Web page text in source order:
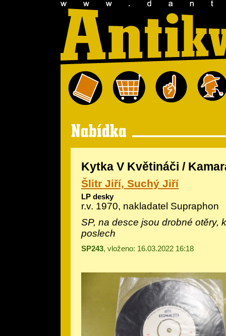
Kytka V Květináči /
Šlitr Jiří, Suchý Jiří
LP desky
r.v. 1970, nakladatel Supraphon
SP, na desce jsou drobné otěry,
poslech
SP243, vloženo: 16.03.2022 16:18